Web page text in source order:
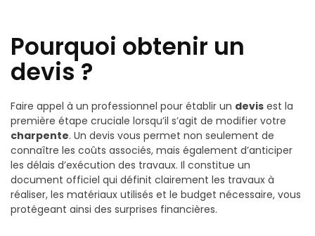
Pourquoi obtenir un
devis ?
Faire appel à un professionnel pour établir un devis est la
première étape cruciale lorsqu’il s’agit de modifier votre
charpente. Un devis vous permet non seulement de
connaître les coûts associés, mais également d’anticiper
les délais d’exécution des travaux. Il constitue un
document officiel qui définit clairement les travaux à
réaliser, les matériaux utilisés et le budget nécessaire, vous
protégeant ainsi des surprises financières.